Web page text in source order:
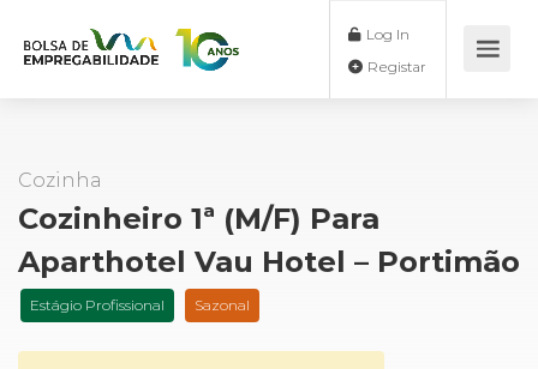
Log In
Cozinha
Cozinheiro 1ª (m/f) Para
Aparthotel Vau Hotel – Portimão
Estágio Profissional Sazonal